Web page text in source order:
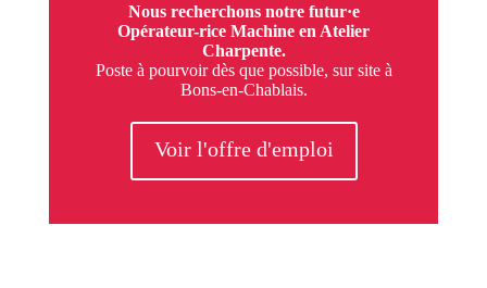
Nous recherchons notre futur·e
Opérateur-rice Machine en Atelier
Charpente.
Poste à pourvoir dès que possible, sur site à
Bons-en-Chablais.
Voir l'offre d'emploi